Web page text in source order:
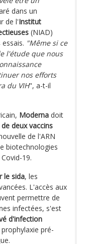
dans un
de l'Institut
(NIAD)
"Même si ce
l'étude que nous
nos efforts
du VIH", a-t-il
Moderna doit
deux vaccins
de l'ARN
biotechnologies
19.
le sida, les
L'accès aux
permettre de
infectées, s'est
d'infection
pré-